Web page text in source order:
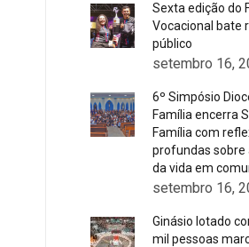
Sexta edição do
Vocacional bate
público
setembro 16,
6º Simpósio
Família encerra
Família com
profundas sobre
da vida em
setembro 16,
Ginásio lotado
mil pessoas